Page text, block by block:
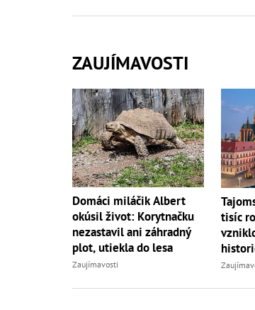
ZAUJÍMAVOSTI
Domáci miláčik Albert
okúsil život: Korytnačku
nezastavil ani záhradný
plot, utiekla do lesa
Zaujímavosti
tisíc